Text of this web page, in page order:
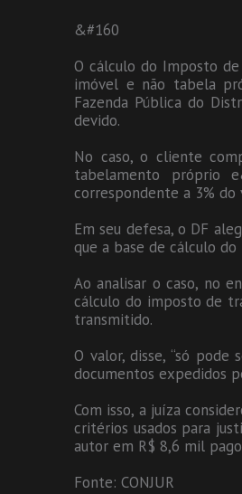
&#160
O cálculo do Imposto
imóvel e não tabela
Fazenda Pública do
devido.
No caso, o cliente
tabelamento próprio
correspondente a 3% do
Em seu defesa, o DF
que a base de cálculo
Ao analisar o caso, no
cálculo do imposto de
transmitido.
O valor, disse, “só
documentos expedidos
Com isso, a juíza
critérios usados para
autor em R$ 8,6 mil
Fonte: CONJUR